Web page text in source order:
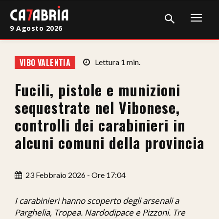
Cronaca
Giudiziaria
Politica
Sport
Sanità
Economia
9 Agosto 2026
VIBO VALENTIA Lettura 1 min.
Fucili, pistole e munizioni
sequestrate nel Vibonese,
controlli dei carabinieri in
alcuni comuni della provincia
23 Febbraio 2026 - Ore 17:04
I carabinieri hanno scoperto degli arsenali a
Parghelia, Tropea. Nardodipace e Pizzoni. Tre